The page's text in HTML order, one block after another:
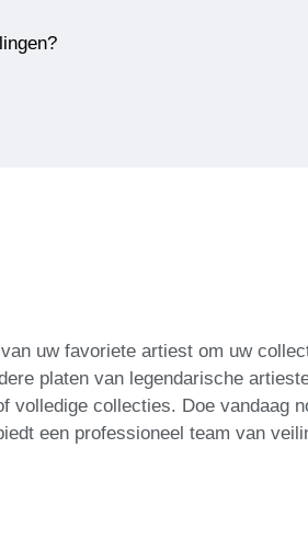
uw favoriete artiest om uw
platen van legendarische
volledige collecties. Doe vandaag
een professioneel team van